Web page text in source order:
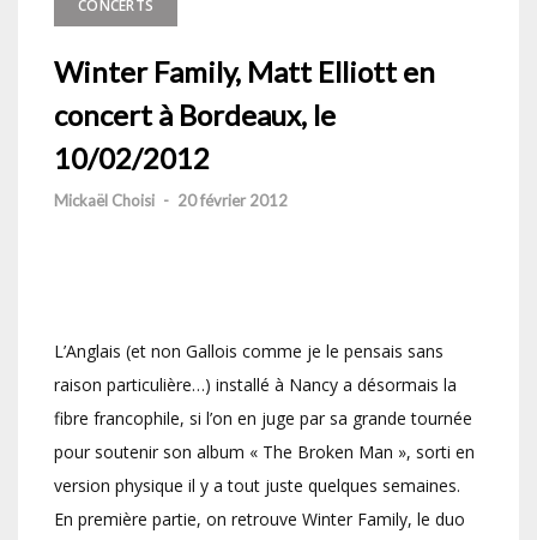
CONCERTS
Winter Family, Matt Elliott en
concert à Bordeaux, le
10/02/2012
Mickaël Choisi - 20 février 2012
L’Anglais (et non Gallois comme je le pensais sans
raison particulière…) installé à Nancy a désormais la
fibre francophile, si l’on en juge par sa grande tournée
pour soutenir son album « The Broken Man », sorti en
version physique il y a tout juste quelques semaines.
En première partie, on retrouve Winter Family, le duo